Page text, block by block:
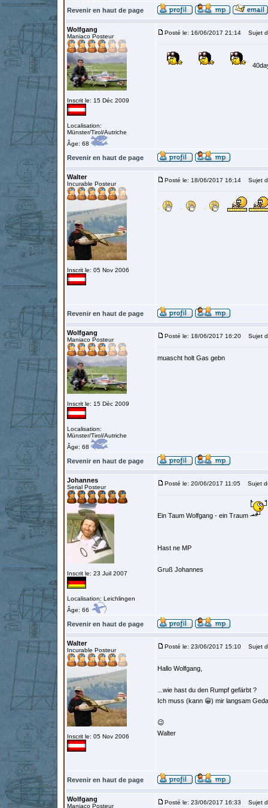
Revenir en haut de page
Wolfgang
Maniaco Posteur
Inscrit le: 15 Déc 2009
Localisation:
Münster/Tirol/Autriche
Âge: 68
Posté le: 16/06/2017 21:14 Sujet
Revenir en haut de page
Walter
Incurable Posteur
Inscrit le: 05 Nov 2006
Posté le: 18/06/2017 16:14 Sujet
Revenir en haut de page
Wolfgang
Maniaco Posteur
Inscrit le: 15 Déc 2009
Localisation:
Münster/Tirol/Autriche
Âge: 68
Posté le: 18/06/2017 16:20 Sujet
muascht holt Gas gebn
Revenir en haut de page
Johannes
Serial Posteur
Inscrit le: 23 Juil 2007
Localisation: Leichlingen
Âge: 66
Posté le: 20/06/2017 11:05 Sujet
Ein Taum Wolfgang - ein Traum
Hast ne MP
Gruß Johannes
Revenir en haut de page
Walter
Incurable Posteur
Inscrit le: 05 Nov 2006
Posté le: 23/06/2017 15:10 Sujet
Hallo Wolfgang,
...wie hast du den Rumpf gefärbt ?
Ich muss (kann 😀) mir langsam
😉
Walter
Revenir en haut de page
Wolfgang
Maniaco Posteur
Posté le: 23/06/2017 16:33 Sujet